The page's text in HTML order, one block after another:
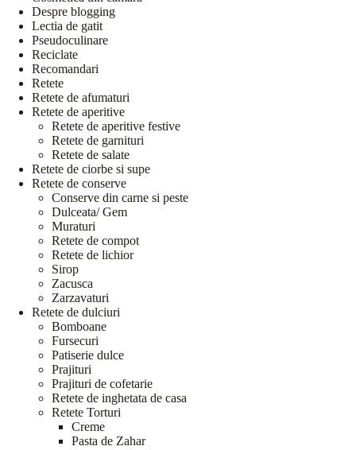
Despre blogging
Lectia de gatit
Pseudoculinare
Reciclate
Recomandari
Retete
Retete de afumaturi
Retete de aperitive
Retete de aperitive festive
Retete de garnituri
Retete de salate
Retete de ciorbe si supe
Retete de conserve
Conserve din carne si peste
Dulceata/ Gem
Muraturi
Retete de compot
Retete de lichior
Sirop
Zacusca
Zarzavaturi
Retete de dulciuri
Bomboane
Fursecuri
Patiserie dulce
Prajituri
Prajituri de cofetarie
Retete de inghetata de casa
Retete Torturi
Creme
Pasta de Zahar